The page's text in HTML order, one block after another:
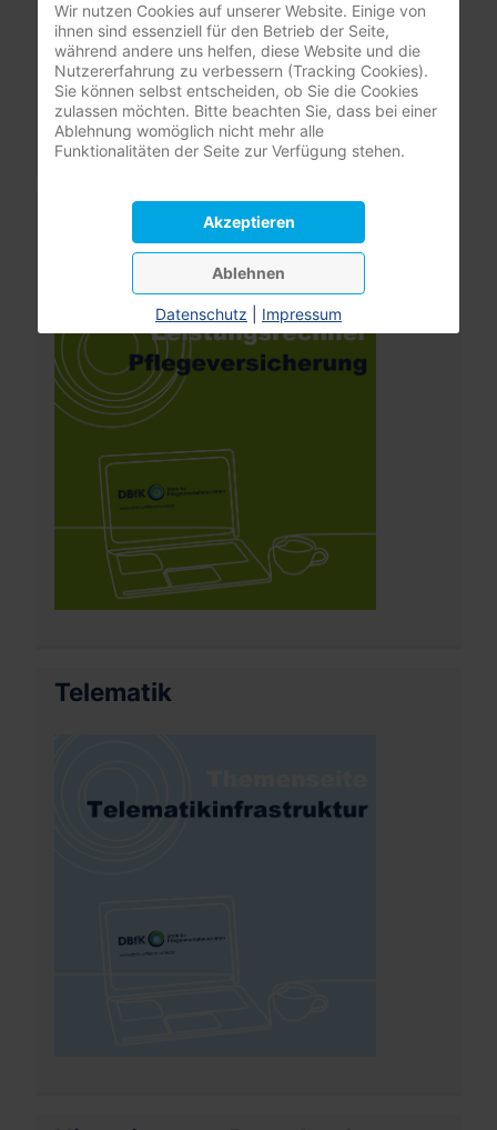
Anmelden
Passwort vergessen?
Benutzername vergessen?
Leistungsrechner
Pflegeversicherung
Telematik
Wir nutzen Cookies auf unserer Website. Einige von
ihnen sind essenziell für den Betrieb der Seite,
während andere uns helfen, diese Website und die
Nutzererfahrung zu verbessern (Tracking Cookies).
Sie können selbst entscheiden, ob Sie die Cookies
zulassen möchten. Bitte beachten Sie, dass bei einer
Ablehnung womöglich nicht mehr alle
Funktionalitäten der Seite zur Verfügung stehen.
Akzeptieren
Ablehnen
Datenschutz Impressum